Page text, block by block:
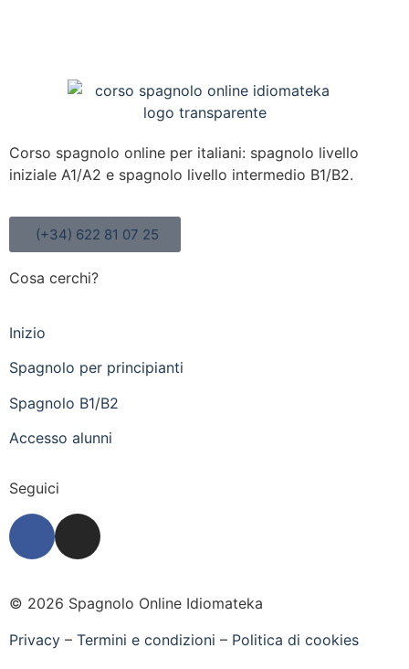
Corso spagnolo online per italiani: spagnolo livello
iniziale A1/A2 e spagnolo livello intermedio B1/B2.
(+34) 622 81 07 25
Cosa cerchi?
Inizio
Spagnolo per principianti
Spagnolo B1/B2
Accesso alunni
Seguici
© 2026 Spagnolo Online Idiomateka
Privacy – Termini e condizioni – Politica di cookies